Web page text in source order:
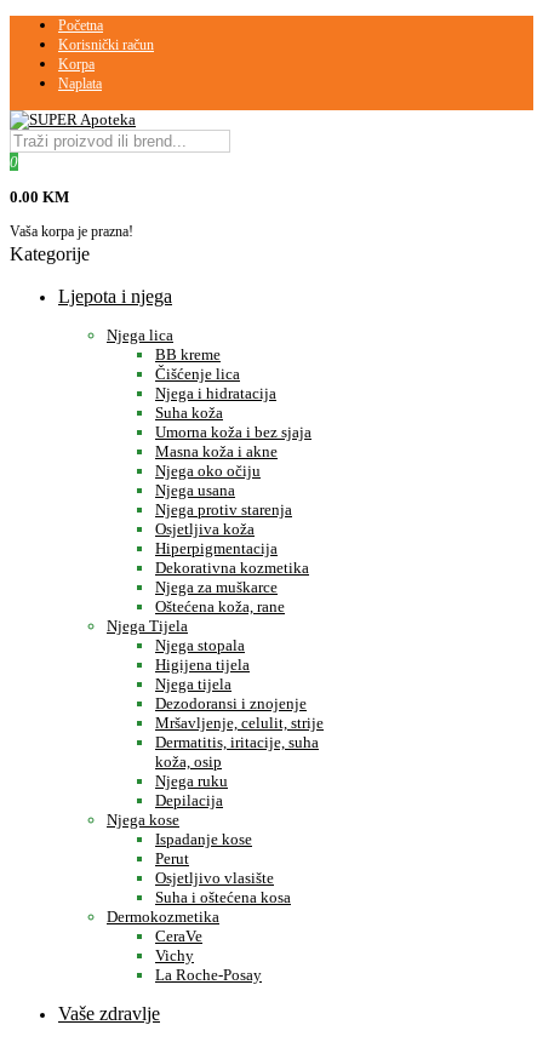
Početna
Korisnički račun
Korpa
Naplata
0
0.00 KM
Vaša korpa je prazna!
Kategorije
Ljepota i njega
Njega lica
BB kreme
Čišćenje lica
Njega i hidratacija
Suha koža
Umorna koža i bez sjaja
Masna koža i akne
Njega oko očiju
Njega usana
Njega protiv starenja
Osjetljiva koža
Hiperpigmentacija
Dekorativna kozmetika
Njega za muškarce
Oštećena koža, rane
Njega Tijela
Njega stopala
Higijena tijela
Njega tijela
Dezodoransi i znojenje
Mršavljenje, celulit, strije
Dermatitis, iritacije, suha
koža, osip
Njega ruku
Depilacija
Njega kose
Ispadanje kose
Perut
Osjetljivo vlasište
Suha i oštećena kosa
Dermokozmetika
CeraVe
Vichy
La Roche-Posay
Vaše zdravlje